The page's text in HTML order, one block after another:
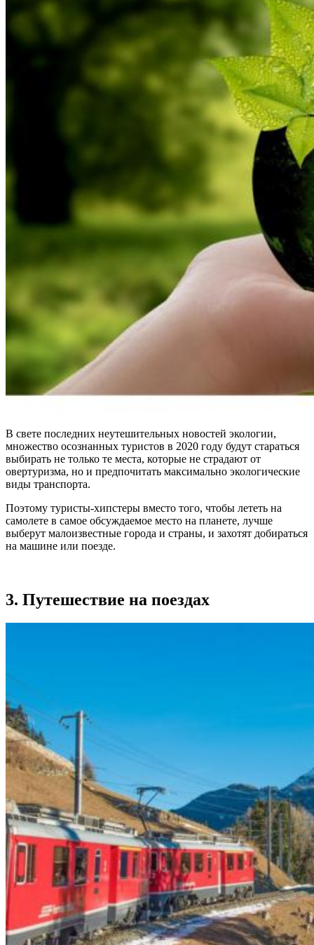
В свете последних неутешительных новостей экологии,
множество осознанных туристов в 2020 году будут стараться
выбирать не только те места, которые не страдают от
овертуризма, но и предпочитать максимально экологические
виды транспорта.
Поэтому туристы-хипстеры вместо того, чтобы лететь на
самолете в самое обсуждаемое место на планете, лучше
выберут малоизвестные города и страны, и захотят добираться
на машине или поезде.
3. Путешествие на поездах